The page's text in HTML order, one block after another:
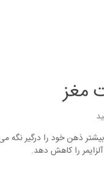
بیشتر ذهن خود را درگیر
را کاهش دهد.